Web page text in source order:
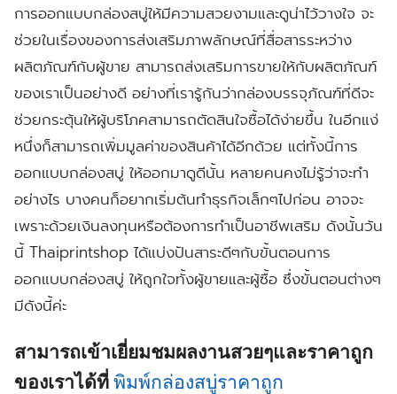
การออกแบบกล่องสบู่ให้มีความสวยงามและดูน่าไว้วางใจ จะ
ช่วยในเรื่องของการส่งเสริมภาพลักษณ์ที่สื่อสารระหว่าง
ผลิตภัณฑ์กับผู้ขาย สามารถส่งเสริมการขายให้กับผลิตภัณฑ์
ของเราเป็นอย่างดี อย่างที่เรารู้กันว่ากล่องบรรจุภัณฑ์ที่ดีจะ
ช่วยกระตุ้นให้ผู้บริโภคสามารถตัดสินใจซื้อได้ง่ายขึ้น ในอีกแง่
หนึ่งก็สามารถเพิ่มมูลค่าของสินค้าได้อีกด้วย แต่ทั้งนี้การ
ออกแบบกล่องสบู่ ให้ออกมาดูดีนั้น หลายคนคงไม่รู้ว่าจะทำ
อย่างไร บางคนก็อยากเริ่มต้นทำธุรกิจเล็กๆไปก่อน อาจจะ
เพราะด้วยเงินลงทุนหรือต้องการทำเป็นอาชีพเสริม ดังนั้นวัน
นี้ Thaiprintshop ได้แบ่งปันสาระดีๆกับขั้นตอนการ
ออกแบบกล่องสบู่ ให้ถูกใจทั้งผู้ขายและผู้ซื้อ ซึ่งขั้นตอนต่างๆ
มีดังนี้ค่ะ
สามารถเข้าเยี่ยมชมผลงานสวยๆและราคาถูก
ของเราได้ที่พิมพ์กล่องสบู่ราคาถูก